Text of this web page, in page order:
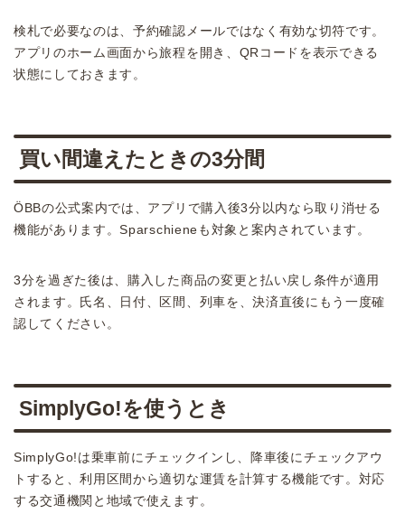
検札で必要なのは、予約確認メールではなく有効な切符です。
アプリのホーム画面から旅程を開き、QRコードを表示できる
状態にしておきます。
買い間違えたときの3分間
ÖBBの公式案内では、アプリで購入後3分以内なら取り消せる
機能があります。Sparschieneも対象と案内されています。
3分を過ぎた後は、購入した商品の変更と払い戻し条件が適用
されます。氏名、日付、区間、列車を、決済直後にもう一度確
認してください。
SimplyGo!を使うとき
SimplyGo!は乗車前にチェックインし、降車後にチェックアウ
トすると、利用区間から適切な運賃を計算する機能です。対応
する交通機関と地域で使えます。